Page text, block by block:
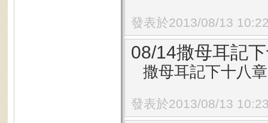
發表於2013/08/13
08/14撒母耳記
撒母耳記下十八
發表於2013/08/13